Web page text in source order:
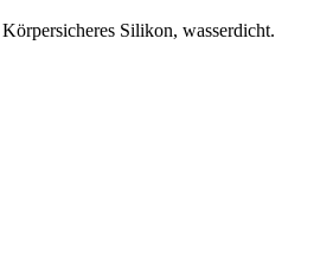
Silikon, wasserdicht.